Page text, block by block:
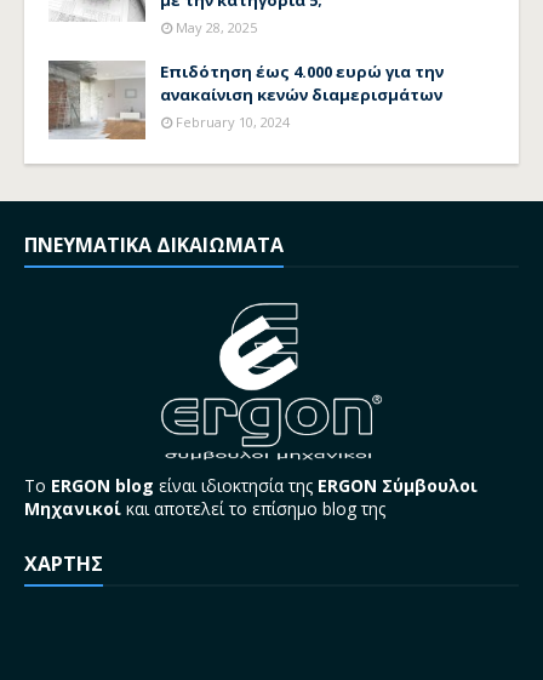
May 28, 2025
Επιδότηση έως 4.000 ευρώ για την
ανακαίνιση κενών διαμερισμάτων
February 10, 2024
ΠΝΕΥΜΑΤΙΚΑ ΔΙΚΑΙΩΜΑΤΑ
Το ERGON blog είναι ιδιοκτησία της ERGON Σύμβουλοι
Μηχανικοί και αποτελεί το επίσημο blog της
ΧΑΡΤΗΣ